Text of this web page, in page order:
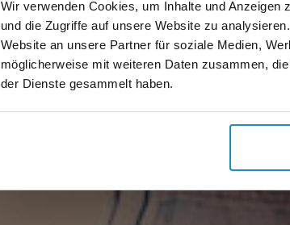
Wir verwenden Cookies, um Inhalte und
und die Zugriffe auf unsere Website zu
Website an unsere Partner für soziale Medien,
möglicherweise mit weiteren Daten zusammen,
der Dienste gesammelt haben.